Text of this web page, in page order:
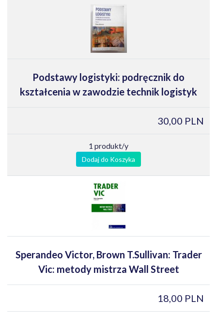
Podstawy logistyki: podręcznik do
kształcenia w zawodzie technik logistyk
30,00 PLN
1 produkt/y
Dodaj do Koszyka
Sperandeo Victor, Brown T.Sullivan: Trader
Vic: metody mistrza Wall Street
18,00 PLN